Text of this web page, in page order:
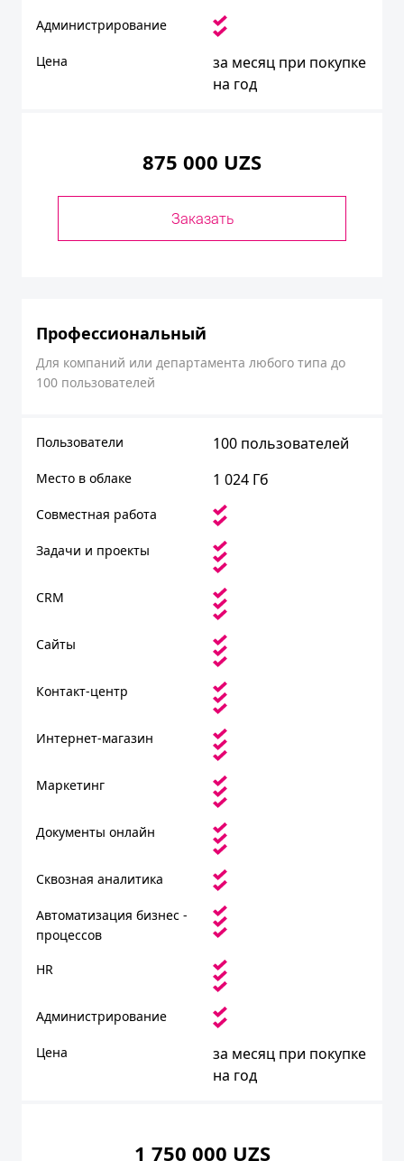
Администрирование
Цена
за месяц при покупке
на год
875 000 UZS
Заказать
Профессиональный
Для компаний или департамента любого типа до
100 пользователей
Пользователи 100 пользователей
Место в облаке 1 024 Гб
Совместная работа
Задачи и проекты
CRM
Сайты
Контакт-центр
Интернет-магазин
Маркетинг
Документы онлайн
Сквозная аналитика
Автоматизация бизнес -
процессов
HR
Администрирование
Цена
за месяц при покупке
на год
1 750 000 UZS